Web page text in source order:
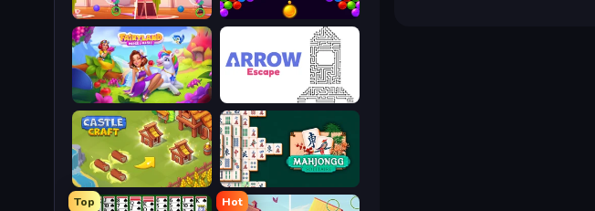
Bubble Story
Find Differences: Spot 'Em All
Arrow Escape
Fairyland Merge & Magic
Mahjongg Solitaire
Castle Craft
Hot
Top